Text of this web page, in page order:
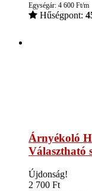
Egységár: 4 600 Ft/m
Hűségpont:
Árnyékoló
Választható
Újdonság!
2 700 Ft